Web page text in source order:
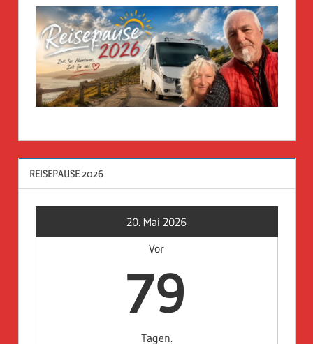
REISEPAUSE 2026
20. Mai 2026
Vor
79
Tagen.